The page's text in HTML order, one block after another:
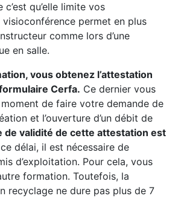
qu’elle limite vos
visioconférence permet en plus
comme lors d’une
en salle.
vous obtenez l’attestation
Cerfa. Ce dernier vous
de faire votre demande de
et l’ouverture d’un débit de
de validité de cette attestation est
délai, il est nécessaire de
d’exploitation. Pour cela, vous
formation. Toutefois, la
recyclage ne dure pas plus de 7